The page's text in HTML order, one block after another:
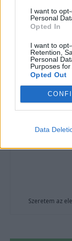
I want to
Personal
Opted In
I want to
Retention,
Personal
Purposes for
Opted Out
Data
Elektromos autó
Szeretem az